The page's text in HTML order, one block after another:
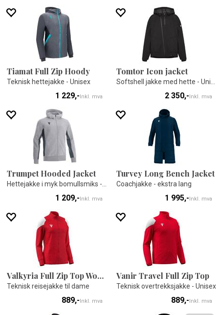
Tiamat Full Zip Hoody
Teknisk hettejakke - Unisex
1 229,-Inkl. mva
Tomtor Icon jacket
2 350,-Inkl. mva
Trumpet Hooded Jacket
1 209,-Inkl. mva
Turvey Long Bench Jacket
Coachjakke - ekstra lang
1 995,-Inkl. mva
Valkyria Full Zip Top Woman
Teknisk reisejakke til dame
889,-Inkl. mva
Vanir Travel Full Zip Top
Teknisk overtrekksjakke - Unisex
889,-Inkl. mva